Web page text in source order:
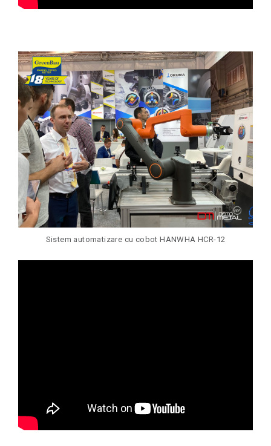
Sistem automatizare cu cobot HANWHA HCR-12